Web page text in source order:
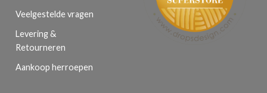
Veelgestelde vragen
Levering &
Retourneren
Aankoop herroepen